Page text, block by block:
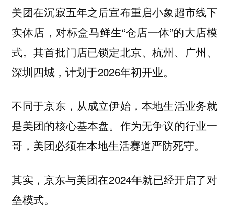
美团在沉寂五年之后宣布重启小象超市线下
实体店，对标盒马鲜生“仓店一体”的大店模
式。其首批门店已锁定北京、杭州、广州、
深圳四城，计划于2026年初开业。
不同于京东，从成立伊始，本地生活业务就
是美团的核心基本盘。作为无争议的行业一
哥，美团必须在本地生活赛道严防死守。
其实，京东与美团在2024年就已经开启了对
垒模式。